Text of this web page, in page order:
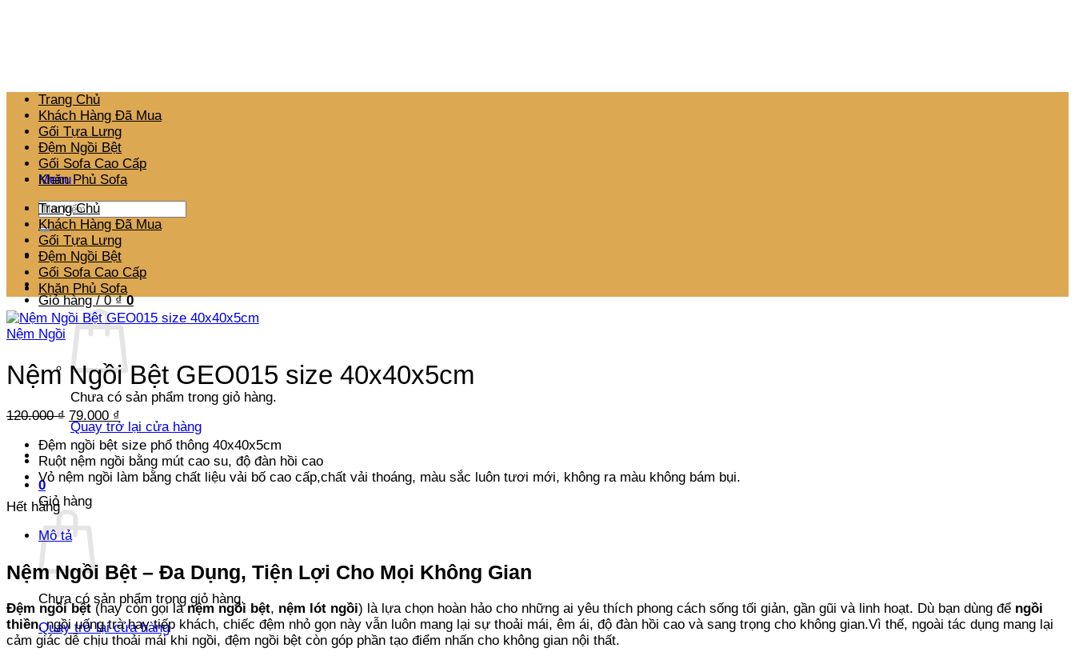
Menu
Tìm
kiếm:
Giỏ hàng /0₫ 0
Chưa có sản phẩm trong giỏ hàng.
Quay trở lại cửa hàng
0
Giỏ hàng
Chưa có sản phẩm trong giỏ hàng.
Quay trở lại cửa hàng
Trang Chủ
Khách Hàng Đã Mua
Gối Tựa Lưng
Đệm Ngồi Bệt
Gối Sofa Cao Cấp
Khăn Phủ Sofa
Trang Chủ
Khách Hàng Đã Mua
Gối Tựa Lưng
Đệm Ngồi Bệt
Gối Sofa Cao Cấp
Khăn Phủ Sofa
Nệm Ngồi
Nệm Ngồi Bệt GEO015 size 40x40x5cm
120.000₫ Giá
gốc
là:
120.000 ₫.
79.000 ₫
hiện
tại
là:
79.000 ₫.
Đệm ngồi bệt size phổ thông 40x40x5cm
Ruột nệm ngồi bằng mút cao su, độ đàn hồi cao
Vỏ nệm ngồi làm bằng chất liệu vải bố cao cấp,chất vải thoáng, màu sắc luôn tươi mới, không ra màu không bám bụi.
Hết hàng
Mô tả
Nệm Ngồi Bệt – Đa Dụng, Tiện Lợi Cho Mọi Không Gian
Đệm ngồi bệt (hay còn gọi lànệm ngồi bệt, nệm lót ngồi) là lựa chọn hoàn hảo cho những ai yêu thích phong cách sống tối giản, gần gũi và linh hoạt. Dù bạn dùng để ngồi
thiền, ngồi uống trà hay tiếp khách, chiếc đệm nhỏ gọn này vẫn luôn mang lại sự thoải mái, êm ái, độ đàn hồi cao và sang trọng cho không gian.Vì thế, ngoài tác dụng mang lại
cảm giác dễ chịu thoải mái khi ngồi, đệm ngồi bệt còn góp phần tạo điểm nhấn cho không gian nội thất.